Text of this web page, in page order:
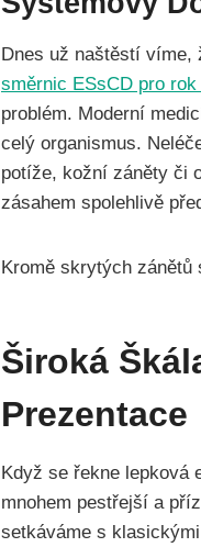
Dnes už naštěstí víme,
směrnic ESsCD pro rok
problém. Moderní
celý organismus.
potíže, kožní záněty či
zásahem spolehlivě
Kromě skrytých
Široká
Prezentace
Když se řekne lepková
mnohem pestřejší a
setkáváme s